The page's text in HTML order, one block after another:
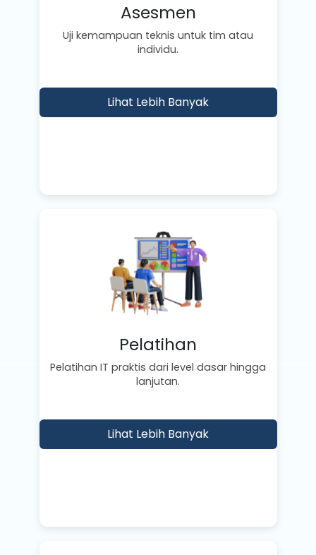
Asesmen
Uji kemampuan teknis untuk tim atau
individu.
Lihat Lebih Banyak
Pelatihan
Pelatihan IT praktis dari level dasar hingga
lanjutan.
Lihat Lebih Banyak